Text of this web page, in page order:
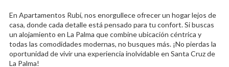
En Apartamentos Rubí, nos enorgullece ofrecer un hogar lejos de
casa, donde cada detalle está pensado para tu confort. Si buscas
un alojamiento en La Palma que combine ubicación céntrica y
todas las comodidades modernas, no busques más. ¡No pierdas la
oportunidad de vivir una experiencia inolvidable en Santa Cruz de
La Palma!